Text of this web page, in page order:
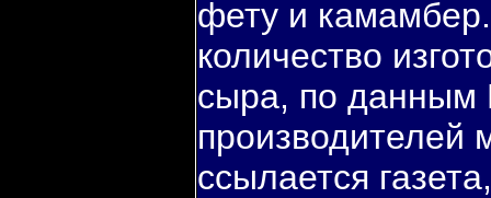
фету и
количество
сыра, по данным
производителей
ссылается